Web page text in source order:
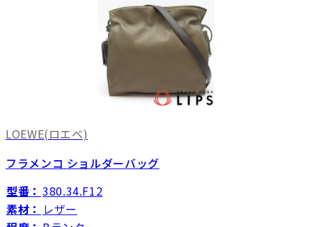
LOEWE(ロエベ)
フラメンコ ショルダーバッグ
型番： 380.34.F12
素材： レザー